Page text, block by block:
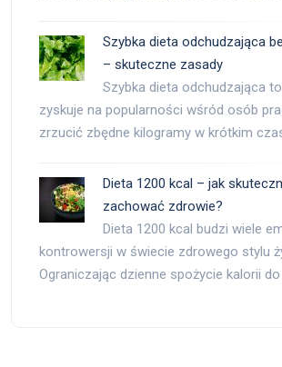
Szybka dieta odchudzająca
– skuteczne zasady
Szybka dieta odchudzająca
zyskuje na popularności wśród osób
zrzucić zbędne kilogramy w krótkim
Dieta 1200 kcal – jak
zachować zdrowie?
Dieta 1200 kcal budzi wiele
kontrowersji w świecie zdrowego stylu
Ograniczając dzienne spożycie kalorii